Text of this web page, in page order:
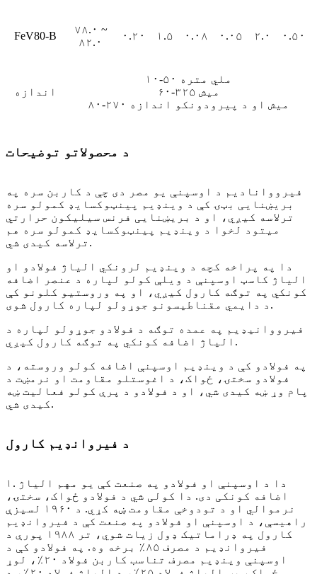
FeV80-B
۷۸.۰ ~
۸۲.۰
۰.۲۰ ۱.۵ ۰.۰۸ ۰.۰۵ ۲.۰ ۰.۵۰
اندازه
۱۰-۵۰ ملي متره
۶۰-۳۲۵ میش
۸۰-۲۷۰ میش او د پیرودونکو اندازه
د محصولاتو توضیحات
فیرووانادیم د اوسپنې یو مصر دی چې د کاربن سره په
بریښنایی بټۍ کې د وینډیم پینټوکسایډ کمولو سره
ترلاسه کیږي، او د بریښنایی فرنس سیلیکون حرارتي
میتود لخوا د وینډیم پینټوکسایډ کمولو سره هم
ترلاسه کیدی شي.
دا په پراخه کچه د وینډیم لرونکي الیاژ فولادو او
الیاژ کاسټ اوسپنې د ویلې کولو لپاره د عنصر اضافه
کونکي په توګه کارول کیږي، او په وروستیو کلونو کې
د دایمي مقناطیسونو جوړولو لپاره کارول شوی.
فیرووانیډیم په عمده توګه د فولادو جوړولو لپاره د
الیاژ اضافه کونکي په توګه کارول کیږي.
په فولادو کې د وینډیم اوسپنې اضافه کولو وروسته، د
فولادو سختۍ، ځواک، د اغوستلو مقاومت او نرمښت د
پام وړ ښه کیدی شي، او د فولادو د پرې کولو فعالیت ښه
کیدی شي.
د فیروانډیم کارول
۱. دا د اوسپنې او فولادو په صنعت کې یو مهم الیاژ
اضافه کونکی دی. دا کولی شي د فولادو ځواک، سختۍ،
نرموالي او د تودوخې مقاومت ښه کړي. د ۱۹۶۰ لسیزې
راهیسې، د اوسپنې او فولادو په صنعت کې د فیروانډیم
کارول په ډراماتیک ډول زیات شوي، تر ۱۹۸۸ پورې د
فیروانډیم د مصرف ۸۵٪ برخه وه. په فولادو کې د
اوسپنې وینډیم مصرف تناسب کاربن فولاد ۲۰٪، لوړ